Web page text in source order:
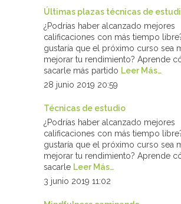
Últimas plazas técnicas de
¿Podrías haber alcanzado mejores
calificaciones con más tiempo
gustaría que el próximo curso sea
mejorar tu rendimiento? Aprende
sacarle más partido Leer Más…
28 junio 2019 20:59
Técnicas de estudio
¿Podrías haber alcanzado mejores
calificaciones con más tiempo
gustaría que el próximo curso sea
mejorar tu rendimiento? Aprende
sacarle Leer Más…
3 junio 2019 11:02